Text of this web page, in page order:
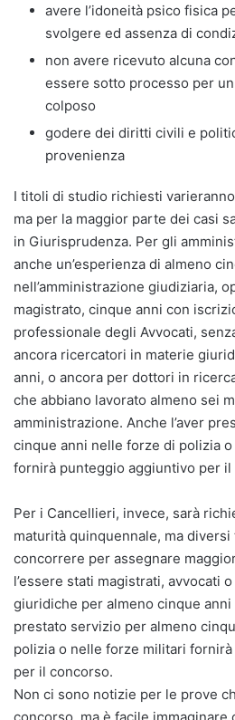
avere l’idoneità psico fisica
svolgere ed assenza di
non avere ricevuto alcuna
essere sotto processo per
colposo
godere dei diritti civili e
provenienza
I titoli di studio richiesti
ma per la maggior parte dei casi
in Giurisprudenza. Per gli
anche un’esperienza di almeno
nell’amministrazione giudiziaria,
magistrato, cinque anni con
professionale degli Avvocati,
ancora ricercatori in materie
anni, o ancora per dottori in
che abbiano lavorato almeno sei
amministrazione. Anche l’aver
cinque anni nelle forze di polizia
fornirà punteggio aggiuntivo per il
Per i Cancellieri, invece, sarà
maturità quinquennale, ma
concorrere per assegnare
l’essere stati magistrati, avvocati
giuridiche per almeno cinque anni
prestato servizio per almeno
polizia o nelle forze militari
per il concorso.
Non ci sono notizie per le prove